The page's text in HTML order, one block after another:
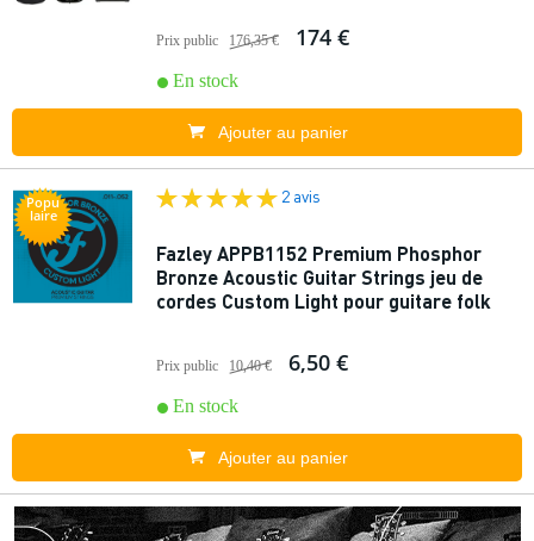
Prix public 176,35 € 174 €
En stock
Ajouter au panier
Popu
laire
2 avis
Fazley APPB1152 Premium Phosphor
Bronze Acoustic Guitar Strings jeu de
cordes Custom Light pour guitare folk
Prix public 10,40 € 6,50 €
En stock
Ajouter au panier